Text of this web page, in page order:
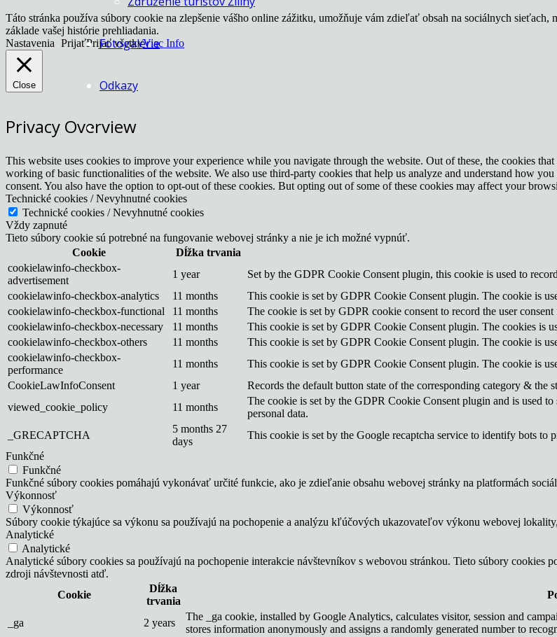
Fotogalérie
Odkazy
Táto stránka používa súbory cookie na zlepšenie vášho online zážitku, umožňuje vám zdieľať obsah na sociálnych
základe vašej histórie prehliadania.
Nastavenia PrijaťPrijať všetkyViac Info
Close
Privacy Overview
This website uses cookies to improve your experience while you navigate through the website. Out of these, the cookies
working of basic functionalities of the website. We also use third-party cookies that help us analyze and understand how
consent. You also have the option to opt-out of these cookies. But opting out of some of these cookies may affect your
Technické cookies / Nevyhnutné cookies
Technické cookies / Nevyhnutné cookies
Vždy zapnuté
Tieto súbory cookie sú potrebné na fungovanie webovej stránky a nie je ich možné vypnúť.
Cookie
Dĺžka trvania
cookielawinfo-checkbox-
advertisement
1 year
Set by the GDPR Cookie Consent plugin, this cookie is used to
cookielawinfo-checkbox-analytics
11 months
This cookie is set by GDPR Cookie Consent plugin. The cookie is
cookielawinfo-checkbox-functional
11 months
The cookie is set by GDPR cookie consent to record the user
cookielawinfo-checkbox-necessary
11 months
This cookie is set by GDPR Cookie Consent plugin. The cookies is
cookielawinfo-checkbox-others
11 months
This cookie is set by GDPR Cookie Consent plugin. The cookie is
cookielawinfo-checkbox-
performance
11 months
This cookie is set by GDPR Cookie Consent plugin. The cookie is
CookieLawInfoConsent
1 year
Records the default button state of the corresponding category &
viewed_cookie_policy
11 months
The cookie is set by the GDPR Cookie Consent plugin and is used
personal data.
_GRECAPTCHA
5 months 27
days
This cookie is set by the Google recaptcha service to identify bots to
Funkčné
Funkčné
Funkčné súbory cookies pomáhajú vykonávať určité funkcie, ako je zdieľanie obsahu webovej stránky na platformách
Výkonnosť
Výkonnosť
Súbory cookie týkajúce sa výkonu sa používajú na pochopenie a analýzu kľúčových ukazovateľov výkonu webovej
Analytické
Analytické
Analytické súbory cookies sa používajú na pochopenie interakcie návštevníkov s webovou stránkou. Tieto súbory cookies
zdroji návštevnosti atď.
Cookie
Dĺžka
trvania
_ga 2 years
The _ga cookie, installed by Google Analytics, calculates visitor, session and
stores information anonymously and assigns a randomly generated number to